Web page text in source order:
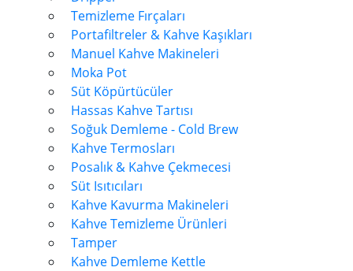
Temizleme Fırçaları
Portafiltreler & Kahve Kaşıkları
Manuel Kahve Makineleri
Moka Pot
Süt Köpürtücüler
Hassas Kahve Tartısı
Soğuk Demleme - Cold Brew
Kahve Termosları
Posalık & Kahve Çekmecesi
Süt Isıtıcıları
Kahve Kavurma Makineleri
Kahve Temizleme Ürünleri
Tamper
Kahve Demleme Kettle